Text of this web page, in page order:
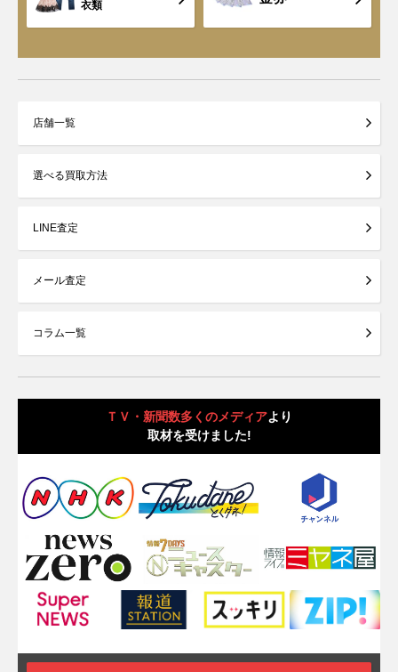
衣類
店舗一覧
選べる買取方法
LINE査定
メール査定
コラム一覧
ＴＶ・新聞数多くのメディアより
取材を受けました!